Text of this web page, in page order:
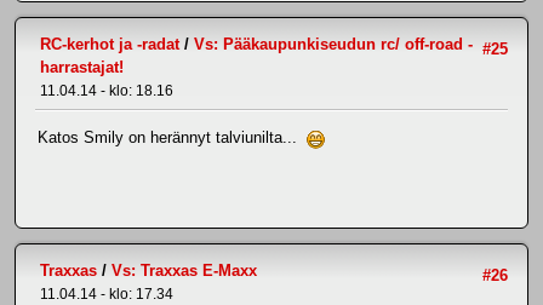
#25
RC-kerhot ja -radat/ Vs: Pääkaupunkiseudun rc/ off-road -
harrastajat!
11.04.14 - klo: 18.16
Katos Smily on herännyt talviunilta...
#26
Traxxas / Vs: Traxxas E-Maxx
11.04.14 - klo: 17.34